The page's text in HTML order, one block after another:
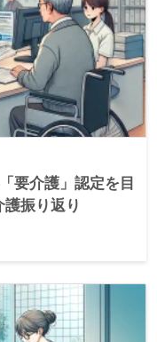
要介護」認定を目
振り返り